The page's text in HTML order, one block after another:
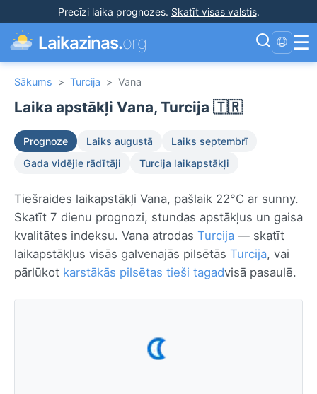
Precīzi laika prognozes. Skatīt visas valstis.
Laikazinas.org 🌐 ☰
Sākums > Turcija > Vana
Laika apstākļi Vana, Turcija 🇹🇷
Prognoze Laiks augustā
Laiks septembrī
Gada vidējie rādītāji
Turcija laikapstākļi
Tiešraides laikapstākļi Vana, pašlaik 22°C ar sunny.
Skatīt 7 dienu prognozi, stundas apstākļus un gaisa
kvalitātes indeksu. Vana atrodas Turcija — skatīt
laikapstākļus visās galvenajās pilsētās Turcija, vai
pārlūkot karstākās pilsētas tieši tagadvisā pasaulē.